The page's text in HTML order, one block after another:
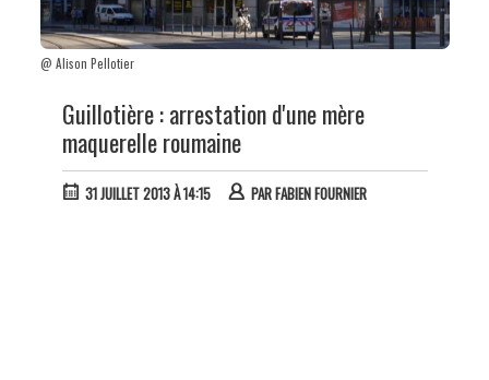
@ Alison Pellotier
Guillotière : arrestation d'une mère
maquerelle roumaine
31 JUILLET 2013 À 14:15 PARFABIEN FOURNIER